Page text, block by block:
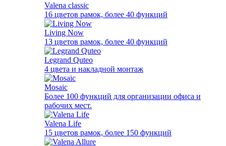
Valena classic
16 цветов рамок, более 40 функций
Living Now
13 цветов рамок, более 40 функций
Legrand Quteo
4 цвета и накладной монтаж
Mosaic
Более 100 функций для организации офиса и
рабочих мест.
Valena Life
15 цветов рамок, более 150 функций